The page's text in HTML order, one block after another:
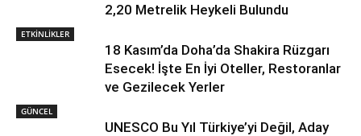
2,20 Metrelik Heykeli Bulundu
ETKİNLİKLER
18 Kasım’da Doha’da Shakira Rüzgarı
Esecek! İşte En İyi Oteller, Restoranlar
ve Gezilecek Yerler
GÜNCEL
UNESCO Bu Yıl Türkiye’yi Değil, Aday